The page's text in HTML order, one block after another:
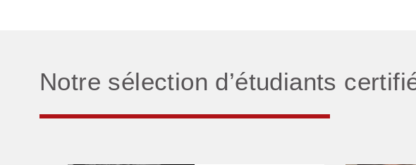
Notre sélection d’étudiants